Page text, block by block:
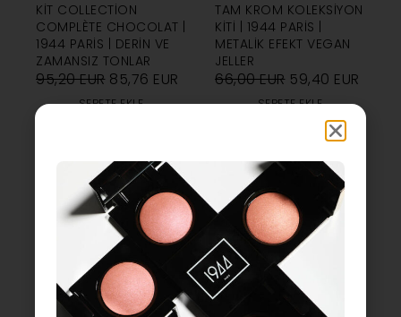
KIT COLLECTION
COMPLÈTE CHOCOLAT |
1944 PARIS | DERIN VE
ZAMANSIZ TONLAR
95,20EUR 85,76 EUR
SEPETE EKLE
TAM KROM KOLEKSIYON
KITI | 1944 PARIS |
METALIK EFEKT VEGAN
JELLER
66,00EUR 59,40 EUR
SEPETE EKLE